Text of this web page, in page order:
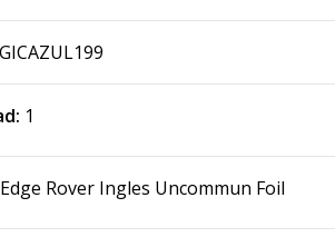
1
Edge Rover Ingles Uncommun Foil